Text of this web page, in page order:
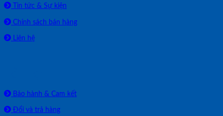
Tin tức & Sự kiện
Chính sách bán hàng
Liên hệ
Bảo hành & Cam kết
Đổi và trả hàng